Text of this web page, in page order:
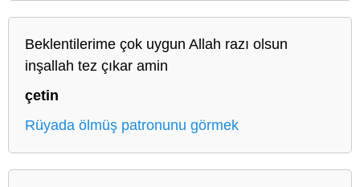
Beklentilerime çok uygun Allah razı olsun
inşallah tez çıkar amin
çetin
Rüyada ölmüş patronunu görmek